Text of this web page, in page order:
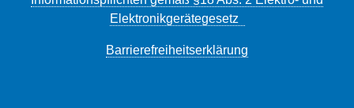
Elektronikgerätegesetz
Barrierefreiheitserklärung